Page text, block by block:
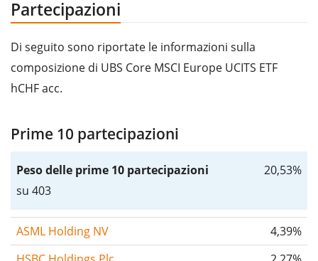
Partecipazioni
Di seguito sono riportate le informazioni sulla
composizione di UBS Core MSCI Europe UCITS ETF
hCHF acc.
Prime 10 partecipazioni
Peso delle prime 10 partecipazioni
su 403
20,53%
ASML Holding NV
4,39%